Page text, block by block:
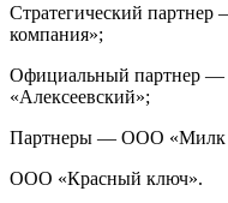
Стратегический
компания»;
Официальный партнер
«Алексеевский»;
Партнеры — ООО «Милк
ООО «Красный ключ».